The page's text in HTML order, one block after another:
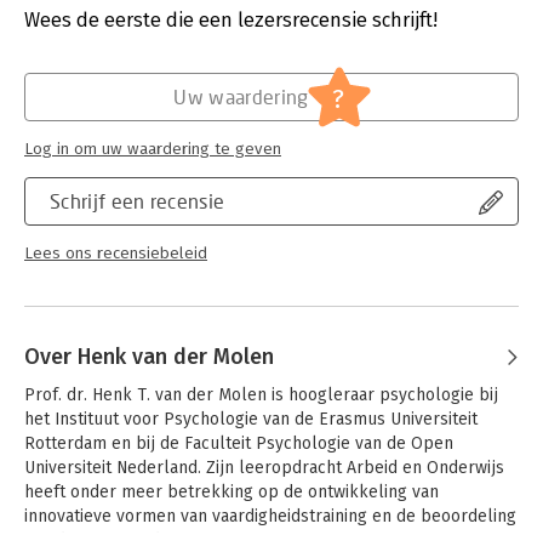
Verschijningsdatum:
12-7-2022
Persoonlijke effectiviteit
Wees de eerste die een lezersrecensie schrijft!
Schrijf een recensie
Lees ons recensiebeleid
Uw waardering ?
Log in om uw waardering te geven
Over Henk van der Molen
Prof. dr. Henk T. van der Molen is hoogleraar psychologie bij
het Instituut voor Psychologie van de Erasmus Universiteit
Rotterdam en bij de Faculteit Psychologie van de Open
Universiteit Nederland. Zijn leeropdracht Arbeid en Onderwijs
heeft onder meer betrekking op de ontwikkeling van
innovatieve vormen van vaardigheidstraining en de beoordeling